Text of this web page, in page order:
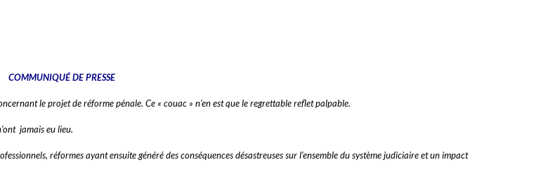
COMMUNIQUÉ DE PRESSE
le projet de réforme pénale. Ce « couac » n’en est que le regrettable reflet palpable.
jamais eu lieu.
réformes ayant ensuite généré des conséquences désastreuses sur l’ensemble du système judiciaire et un impact